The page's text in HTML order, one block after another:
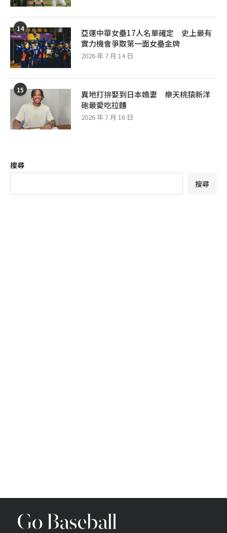
14
亞運中華女壘17人名單確定 史上最有
實力機會爭取第一面女壘金牌
2026 年 7 月 14 日
15
異地打拚娶到日本嬌妻 樂天桃猿新洋
砲最愛吃拉麵
2026 年 7 月 16 日
搜尋
搜尋